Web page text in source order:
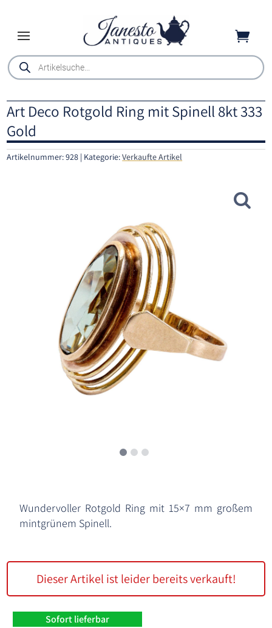

Products
search
Art Deco Rotgold Ring mit Spinell 8kt 333
Gold
Artikelnummer:928 Kategorie:Verkaufte Artikel
Wundervoller Rotgold Ring mit 15×7 mm großem
mintgrünem Spinell.
Dieser Artikel ist leider bereits verkauft!
Sofort lieferbar